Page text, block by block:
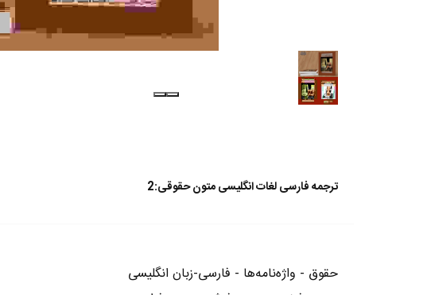
ترجمه فارسی لغات انگلیسی متون حقوقی:2
حقوق - واژه‌نامه‌ها - فارسی-زبان انگلیسی